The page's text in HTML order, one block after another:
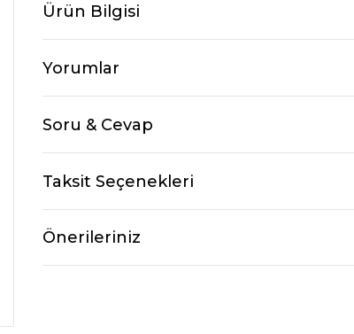
Ürün Bilgisi
Yorumlar
Soru & Cevap
Taksit Seçenekleri
Önerileriniz